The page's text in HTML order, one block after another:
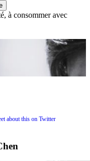
à consommer avec